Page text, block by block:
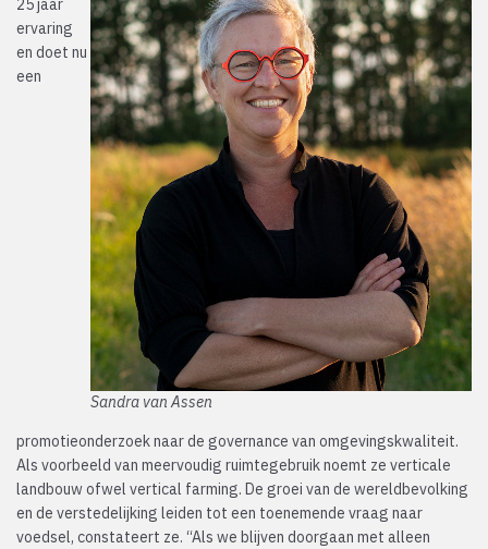
Sandra van Assen
ervaring
en doet nu
een
promotieonderzoek naar de governance van omgevingskwaliteit.
Als voorbeeld van meervoudig ruimtegebruik noemt ze verticale
landbouw ofwel vertical farming. De groei van de wereldbevolking
en de verstedelijking leiden tot een toenemende vraag naar
voedsel, constateert ze. “Als we blijven doorgaan met alleen